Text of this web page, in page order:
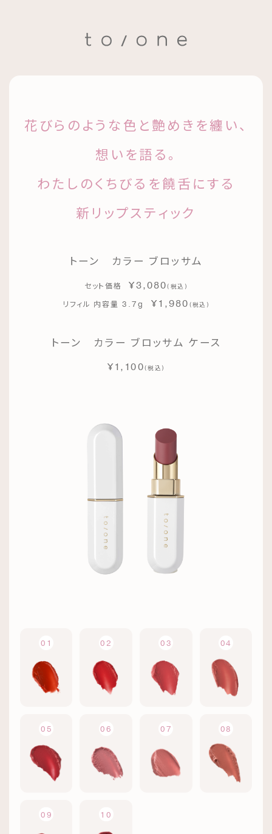
花びらのような色と艶めきを纏い、
想いを語る。
わたしのくちびるを饒舌にする
新リップスティック
トーン カラー ブロッサム
セット価格 ¥3,080( 税込 )
リフィル 内容量 3.7g ¥1,980 (税込 )
トーン カラー ブロッサム ケース
¥1,100(税込 )
01 02 03 04
05 06 07 08
09 10